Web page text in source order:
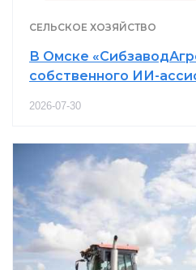
СЕЛЬСКОЕ ХОЗЯЙСТВО
В Омске
собственного ИИ-
2026-07-30